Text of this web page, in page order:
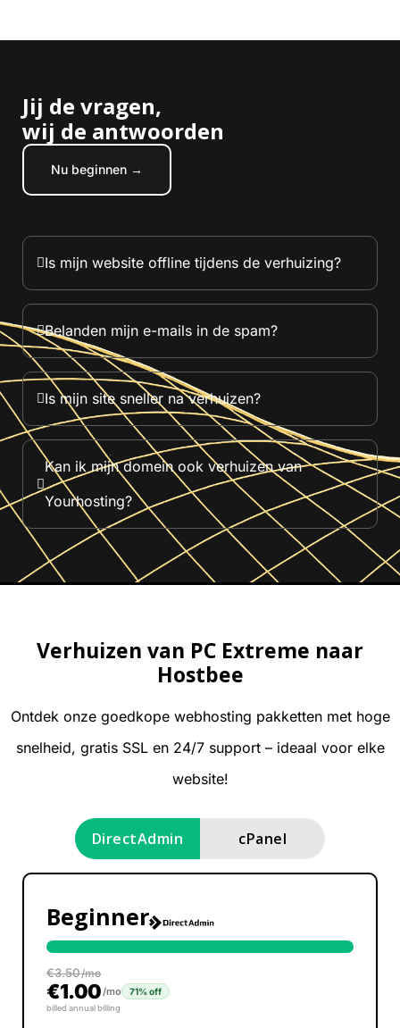
Jij de vragen,
wij de antwoorden
Nu beginnen →
Is mijn website offline tijdens de verhuizing?
Belanden mijn e-mails in de spam?
Is mijn site sneller na verhuizen?
Kan ik mijn domein ook verhuizen van
Yourhosting?
Verhuizen van PC Extreme naar
Hostbee
Ontdek onze goedkope webhosting pakketten met hoge
snelheid, gratis SSL en 24/7 support – ideaal voor elke
website!
DirectAdmin cPanel
Beginner
€3.50/mo
€1.00 /mo 71% off
billed annual billing